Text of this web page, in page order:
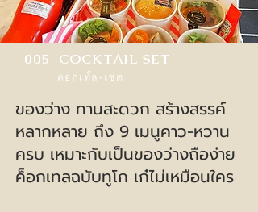
005 COCKTAIL SET
คอกเท็ล-เซต
ของว่าง ทานสะดวก สร้างสรรค์
หลากหลาย ถึง 9 เมนูคาว-หวาน
ครบ เหมาะกับเป็นของว่างถือง่าย
ค็อกเทลฉบับทูโก เก๋ไม่เหมือนใคร